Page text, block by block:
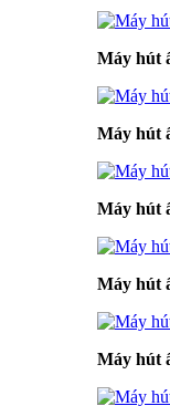
Máy hút
Máy hút
Máy hút
Máy hút
Máy hút